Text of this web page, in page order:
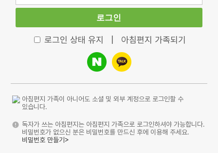
로그인
로그인 상태 유지 아침편지 가족되기
아침편지 가족이 아니어도 소셜 및 외부 계정으로 로그인할 수
있습니다.
독자가 쓰는 아침편지는 아침편지 가족으로 로그인하셔야 가능합니다.
비밀번호가 없으신 분은 비밀번호를 만드신 후에 이용해 주세요.
비밀번호 만들기>